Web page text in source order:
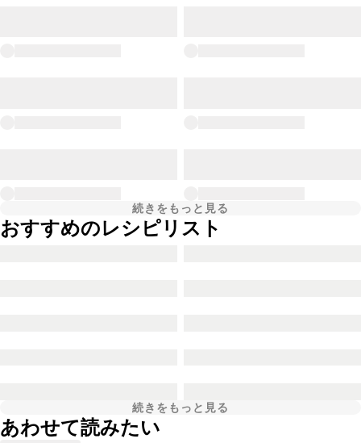
続きをもっと見る
おすすめのレシピリスト
続きをもっと見る
あわせて読みたい